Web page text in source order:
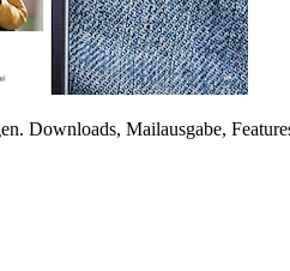
Downloads, Mailausgabe,